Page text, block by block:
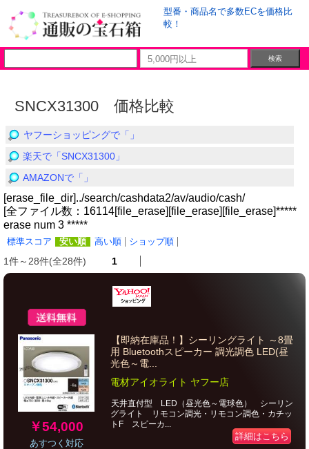
型番・商品名で多数ECを価格比
較！
SNCX31300 価格比較
ヤフーショッピングで「」
楽天で「SNCX31300」
AMAZONで「」
[erase_file_dir]../search/cashdata2/av/audio/cash/
[全ファイル数：16114[file_erase][file_erase][file_erase]*****
erase num 3 *****
標準スコア 安い順 高い順 ショップ順
1件～28件(全28件) 1
￥54,000
あすつく対応
【即納在庫品！】シーリングライト ～8畳
用 Bluetoothスピーカー 調光調色 LED(昼
光色～電...
電材アイオライト ヤフー店
天井直付型 LED（昼光色～電球色） シーリン
グライト リモコン調光・リモコン調色・カチッ
トF スピーカ...
詳細はこちら